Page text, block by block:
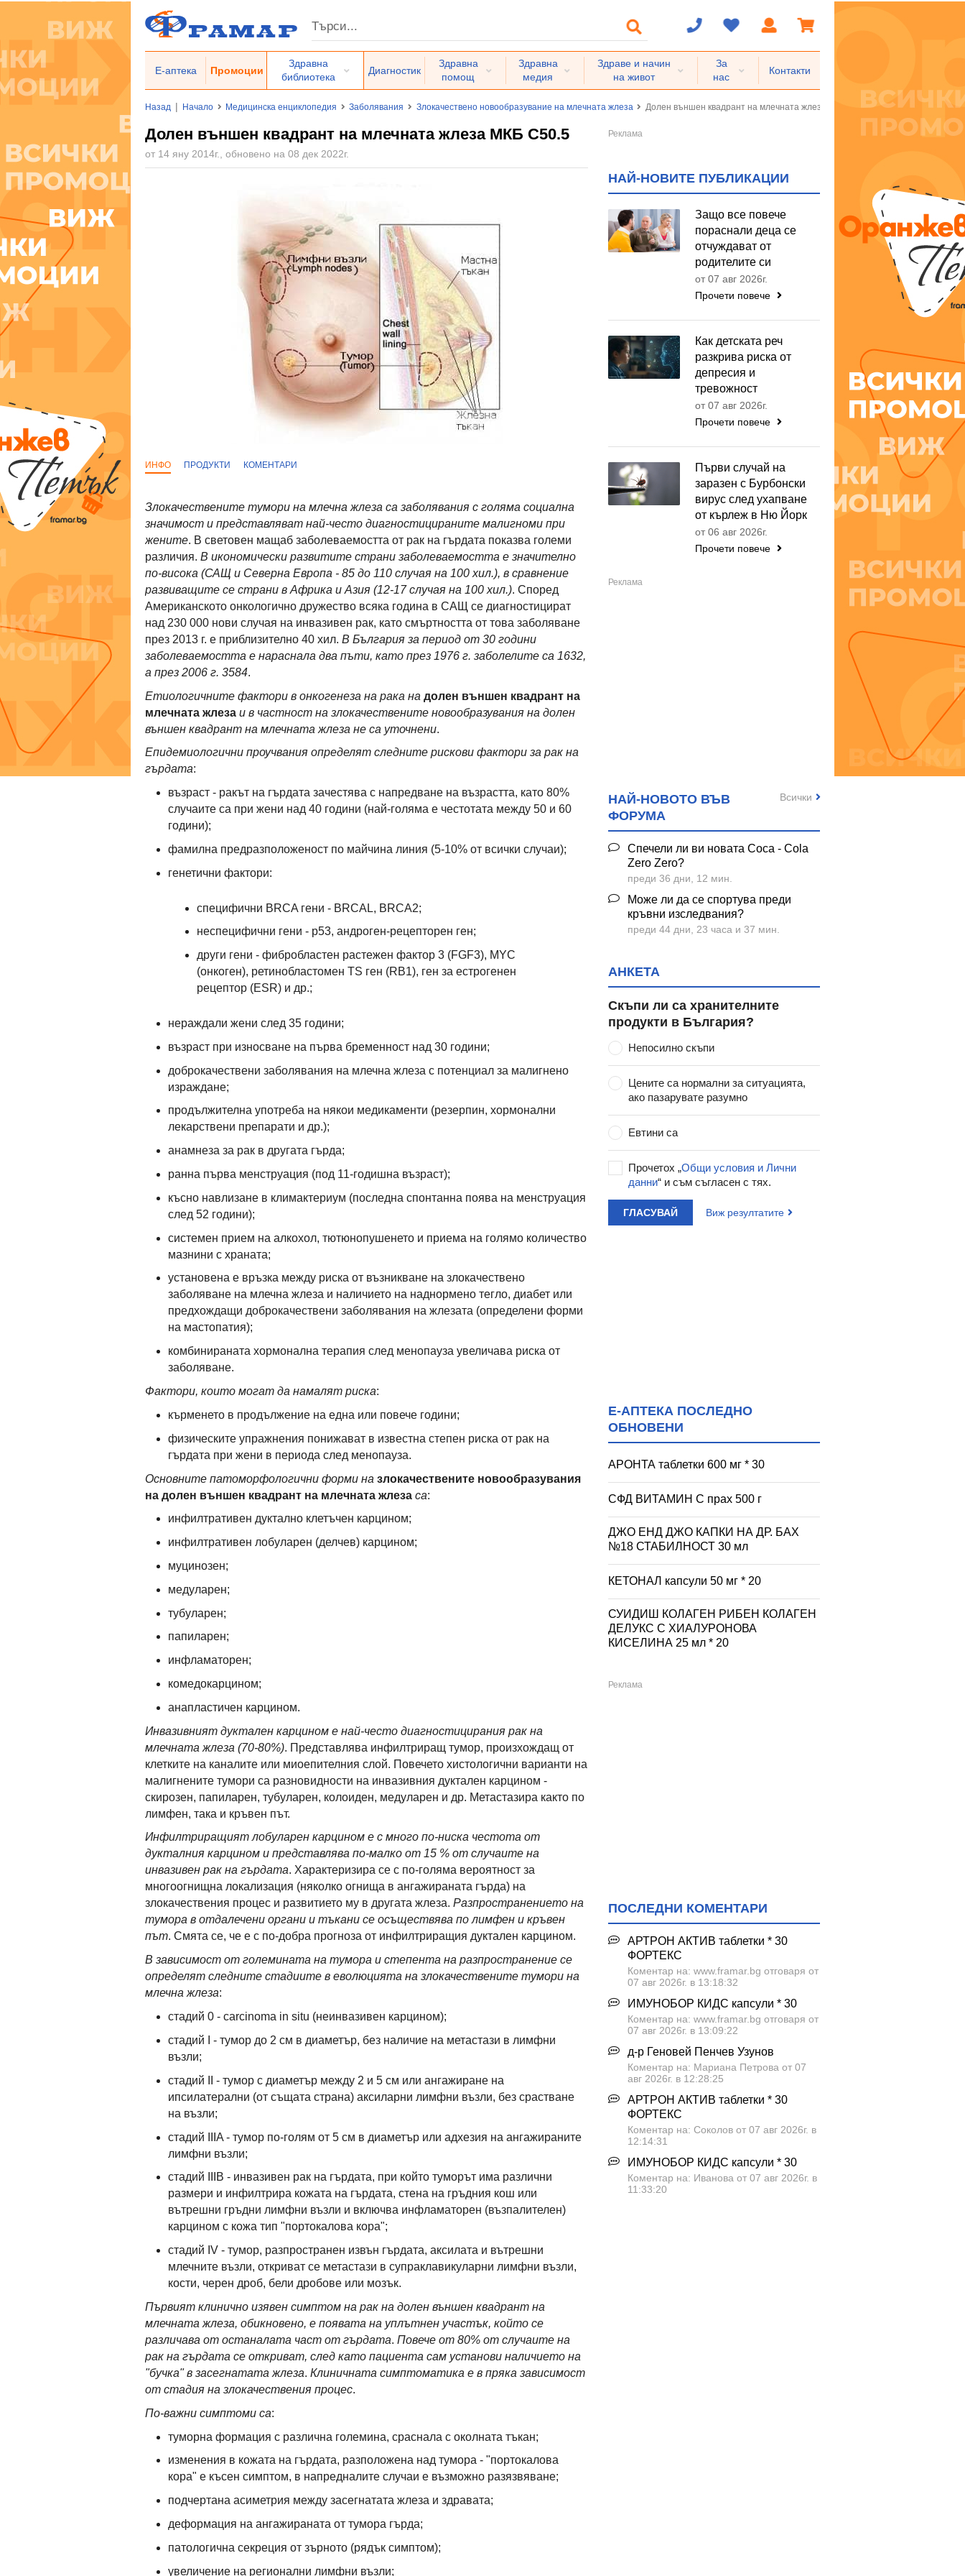
Е-аптека Промоции
Здравна
библиотека
Диагностик
Здравна
помощ
Здравна
медия
Здраве и начин
на живот
За
нас
Контакти
Назад | Начало Медицинска енциклопедия Заболявания Злокачествено новообразувание на млечната жлеза Долен външен квадрант на млечната жлеза
Долен външен квадрант на млечната жлеза МКБ C50.5
от 14 яну 2014г., обновено на 08 дек 2022г.
ИНФО ПРОДУКТИ КОМЕНТАРИ
Злокачествените тумори на млечна жлеза са заболявания с голяма социална
значимост и представляват най-често диагностицираните малигноми при
жените. В световен мащаб заболеваемостта от рак на гърдата показва големи
различия. В икономически развитите страни заболеваемостта е значително
по-висока (САЩ и Северна Европа - 85 до 110 случая на 100 хил.), в сравнение
развиващите се страни в Африка и Азия (12-17 случая на 100 хил.). Според
Американското онкологично дружество всяка година в САЩ се диагностицират
над 230 000 нови случая на инвазивен рак, като смъртността от това заболяване
през 2013 г. е приблизително 40 хил. В България за период от 30 години
заболеваемостта е нараснала два пъти, като през 1976 г. заболелите са 1632,
а през 2006 г. 3584.
Етиологичните фактори в онкогенеза на рака на долен външен квадрант на
млечната жлеза и в частност на злокачествените новообразувания на долен
външен квадрант на млечната жлеза не са уточнени.
Епидемиологични проучвания определят следните рискови фактори за рак на
гърдата:
възраст - ракът на гърдата зачестява с напредване на възрастта, като 80%
случаите са при жени над 40 години (най-голяма е честотата между 50 и 60
години);
фамилна предразположеност по майчина линия (5-10% от всички случаи);
генетични фактори:
специфични BRCA гени - BRCAL, BRCA2;
неспецифични гени - р53, андроген-рецепторен ген;
други гени - фибробластен растежен фактор 3 (FGF3), MYC
(онкоген), ретинобластомен TS ген (RB1), ген за естрогенен
рецептор (ESR) и др.;
нераждали жени след 35 години;
възраст при износване на първа бременност над 30 години;
доброкачествени заболявания на млечна жлеза с потенциал за малигнено
израждане;
продължителна употреба на някои медикаменти (резерпин, хормонални
лекарствени препарати и др.);
анамнеза за рак в другата гърда;
ранна първа менструация (под 11-годишна възраст);
късно навлизане в климактериум (последна спонтанна поява на менструация
след 52 години);
системен прием на алкохол, тютюнопушенето и приема на голямо количество
мазнини с храната;
установена е връзка между риска от възникване на злокачествено
заболяване на млечна жлеза и наличието на наднормено тегло, диабет или
предхождащи доброкачествени заболявания на жлезата (определени форми
на мастопатия);
комбинираната хормонална терапия след менопауза увеличава риска от
заболяване.
Фактори, които могат да намалят риска:
кърменето в продължение на една или повече години;
физическите упражнения понижават в известна степен риска от рак на
гърдата при жени в периода след менопауза.
Основните патоморфологични форми на злокачествените новообразувания
на долен външен квадрант на млечната жлеза са:
инфилтративен дуктално клетъчен карцином;
инфилтративен лобуларен (делчев) карцином;
муцинозен;
медуларен;
тубуларен;
папиларен;
инфламаторен;
комедокарцином;
анапластичен карцином.
Инвазивният дуктален карцином е най-често диагностицирания рак на
млечната жлеза (70-80%). Представлява инфилтриращ тумор, произхождащ от
клетките на каналите или миоепителния слой. Повечето хистологични варианти на
малигнените тумори са разновидности на инвазивния дуктален карцином -
скирозен, папиларен, тубуларен, колоиден, медуларен и др. Метастазира както по
лимфен, така и кръвен път.
Инфилтриращият лобуларен карцином е с много по-ниска честота от
дукталния карцином и представлява по-малко от 15 % от случаите на
инвазивен рак на гърдата. Характеризира се с по-голяма вероятност за
многоогнищна локализация (няколко огнища в ангажираната гърда) на
злокачествения процес и развитието му в другата жлеза. Разпространението на
тумора в отдалечени органи и тъкани се осъществява по лимфен и кръвен
път. Смята се, че е с по-добра прогноза от инфилтриращия дуктален карцином.
В зависимост от големината на тумора и степента на разпространение се
определят следните стадиите в еволюцията на злокачествените тумори на
млечна жлеза:
стадий 0 - carcinoma in situ (неинвазивен карцином);
стадий I - тумор до 2 см в диаметър, без наличие на метастази в лимфни
възли;
стадий II - тумор с диаметър между 2 и 5 см или ангажиране на
ипсилатерални (от същата страна) аксиларни лимфни възли, без срастване
на възли;
стадий IIIA - тумор по-голям от 5 см в диаметър или адхезия на ангажираните
лимфни възли;
стадий IIIB - инвазивен рак на гърдата, при който туморът има различни
размери и инфилтрира кожата на гърдата, стена на гръдния кош или
вътрешни гръдни лимфни възли и включва инфламаторен (възпалителен)
карцином с кожа тип "портокалова кора";
стадий IV - тумор, разпространен извън гърдата, аксилата и вътрешни
млечните възли, откриват се метастази в супраклавикуларни лимфни възли,
кости, черен дроб, бели дробове или мозък.
Първият клинично изявен симптом на рак на долен външен квадрант на
млечната жлеза, обикновено, е появата на уплътнен участък, който се
различава от останалата част от гърдата. Повече от 80% от случаите на
рак на гърдата се откриват, след като пациента сам установи наличието на
"бучка" в засегнатата жлеза. Клиничната симптоматика е в пряка зависимост
от стадия на злокачествения процес.
По-важни симптоми са:
туморна формация с различна големина, сраснала с околната тъкан;
изменения в кожата на гърдата, разположена над тумора - "портокалова
кора" е късен симптом, в напредналите случаи е възможно разязвяване;
подчертана асиметрия между засегнатата жлеза и здравата;
деформация на ангажираната от тумора гърда;
патологична секреция от зърното (рядък симптом);
увеличение на регионални лимфни възли;
НАЙ-НОВИТЕ ПУБЛИКАЦИИ
Защо все повече
пораснали деца се
отчуждават от
родителите си
от 07 авг 2026г.
Прочети повече
Как детската реч
разкрива риска от
депресия и
тревожност
от 07 авг 2026г.
Прочети повече
Първи случай на
заразен с Бурбонски
вирус след ухапване
от кърлеж в Ню Йорк
от 06 авг 2026г.
Прочети повече
НАЙ-НОВОТО ВЪВ
ФОРУМА
Спечели ли ви новата Coca - Cola
Zero Zero?
преди 36 дни, 12 мин.
Може ли да се спортува преди
кръвни изследвания?
преди 44 дни, 23 часа и 37 мин.
Всички
АНКЕТА
Скъпи ли са хранителните
продукти в България?
Непосилно скъпи
Цените са нормални за ситуацията,
ако пазарувате разумно
Евтини са
Прочетох „Общи условия и Лични
данни“ и съм съгласен с тях.
ГЛАСУВАЙ Виж резултатите
Е-АПТЕКА ПОСЛЕДНО
ОБНОВЕНИ
АРОНТА таблетки 600 мг * 30
СФД ВИТАМИН C прах 500 г
ДЖО ЕНД ДЖО КАПКИ НА ДР. БАХ
№18 СТАБИЛНОСТ 30 мл
КЕТОНАЛ капсули 50 мг * 20
СУИДИШ КОЛАГЕН РИБЕН КОЛАГЕН
ДЕЛУКС С ХИАЛУРОНОВА
КИСЕЛИНА 25 мл * 20
ПОСЛЕДНИ КОМЕНТАРИ
АРТРОН АКТИВ таблетки * 30
ФОРТЕКС
Коментар на: www.framar.bg отговаря от
07 авг 2026г. в 13:18:32
ИМУНОБОР КИДС капсули * 30
Коментар на: www.framar.bg отговаря от
07 авг 2026г. в 13:09:22
д-р Геновей Пенчев Узунов
Коментар на: Мариана Петрова от 07
авг 2026г. в 12:28:25
АРТРОН АКТИВ таблетки * 30
ФОРТЕКС
Коментар на: Соколов от 07 авг 2026г. в
12:14:31
ИМУНОБОР КИДС капсули * 30
Коментар на: Иванова от 07 авг 2026г. в
11:33:20